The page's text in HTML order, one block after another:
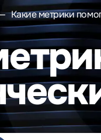
— Какие метрики